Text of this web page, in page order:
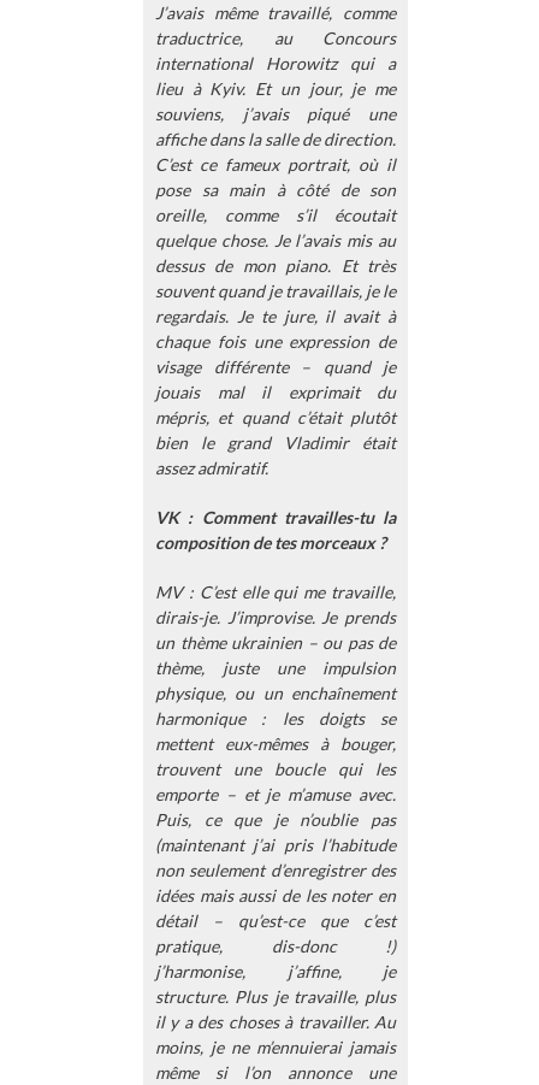
J’avais même travaillé, comme
traductrice, au Concours
international Horowitz qui a
lieu à Kyiv. Et un jour, je me
souviens, j’avais piqué une
affiche dans la salle de direction.
C’est ce fameux portrait, où il
pose sa main à côté de son
oreille, comme s’il écoutait
quelque chose. Je l’avais mis au
dessus de mon piano. Et très
souvent quand je travaillais, je le
regardais. Je te jure, il avait à
chaque fois une expression de
visage différente – quand je
jouais mal il exprimait du
mépris, et quand c’était plutôt
bien le grand Vladimir était
assez admiratif.
VK : Comment travailles-tu la
composition de tes morceaux ?
MV : C’est elle qui me travaille,
dirais-je. J’improvise. Je prends
un thème ukrainien – ou pas de
thème, juste une impulsion
physique, ou un enchaînement
harmonique : les doigts se
mettent eux-mêmes à bouger,
trouvent une boucle qui les
emporte – et je m’amuse avec.
Puis, ce que je n’oublie pas
(maintenant j’ai pris l’habitude
non seulement d’enregistrer des
idées mais aussi de les noter en
détail – qu’est-ce que c’est
pratique, dis-donc !)
j’harmonise, j’affine, je
structure. Plus je travaille, plus
il y a des choses à travailler. Au
moins, je ne m’ennuierai jamais
même si l’on annonce une